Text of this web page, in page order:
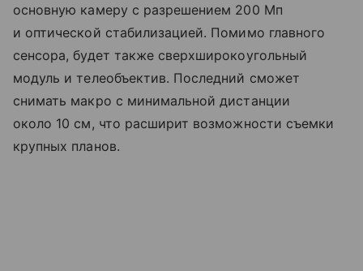
основную камеру с разрешением 200 Мп
и оптической стабилизацией. Помимо главного
сенсора, будет также сверхширокоугольный
модуль и телеобъектив. Последний сможет
снимать макро с минимальной дистанции
около 10 см, что расширит возможности съемки
крупных планов.